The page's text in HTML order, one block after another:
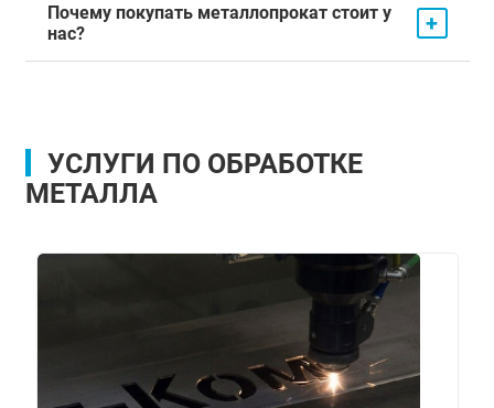
Почему покупать металлопрокат стоит у
нас?
+
УСЛУГИ ПО ОБРАБОТКЕ
МЕТАЛЛА